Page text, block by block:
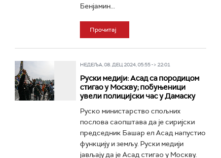
Бенјамин...
Прочитај
НЕДЕЉА, 08. ДЕЦ 2024, 05:55 -> 22:01
Руски медији: Асад са породицом
стигао у Москву; побуњеници
увели полицијски час у Дамаску
Руско министарство спољних
послова саопштава да је сиријски
председник Башар ел Асад напустио
функцију и земљу. Руски медији
јављају да је Асад стигао у Москву.